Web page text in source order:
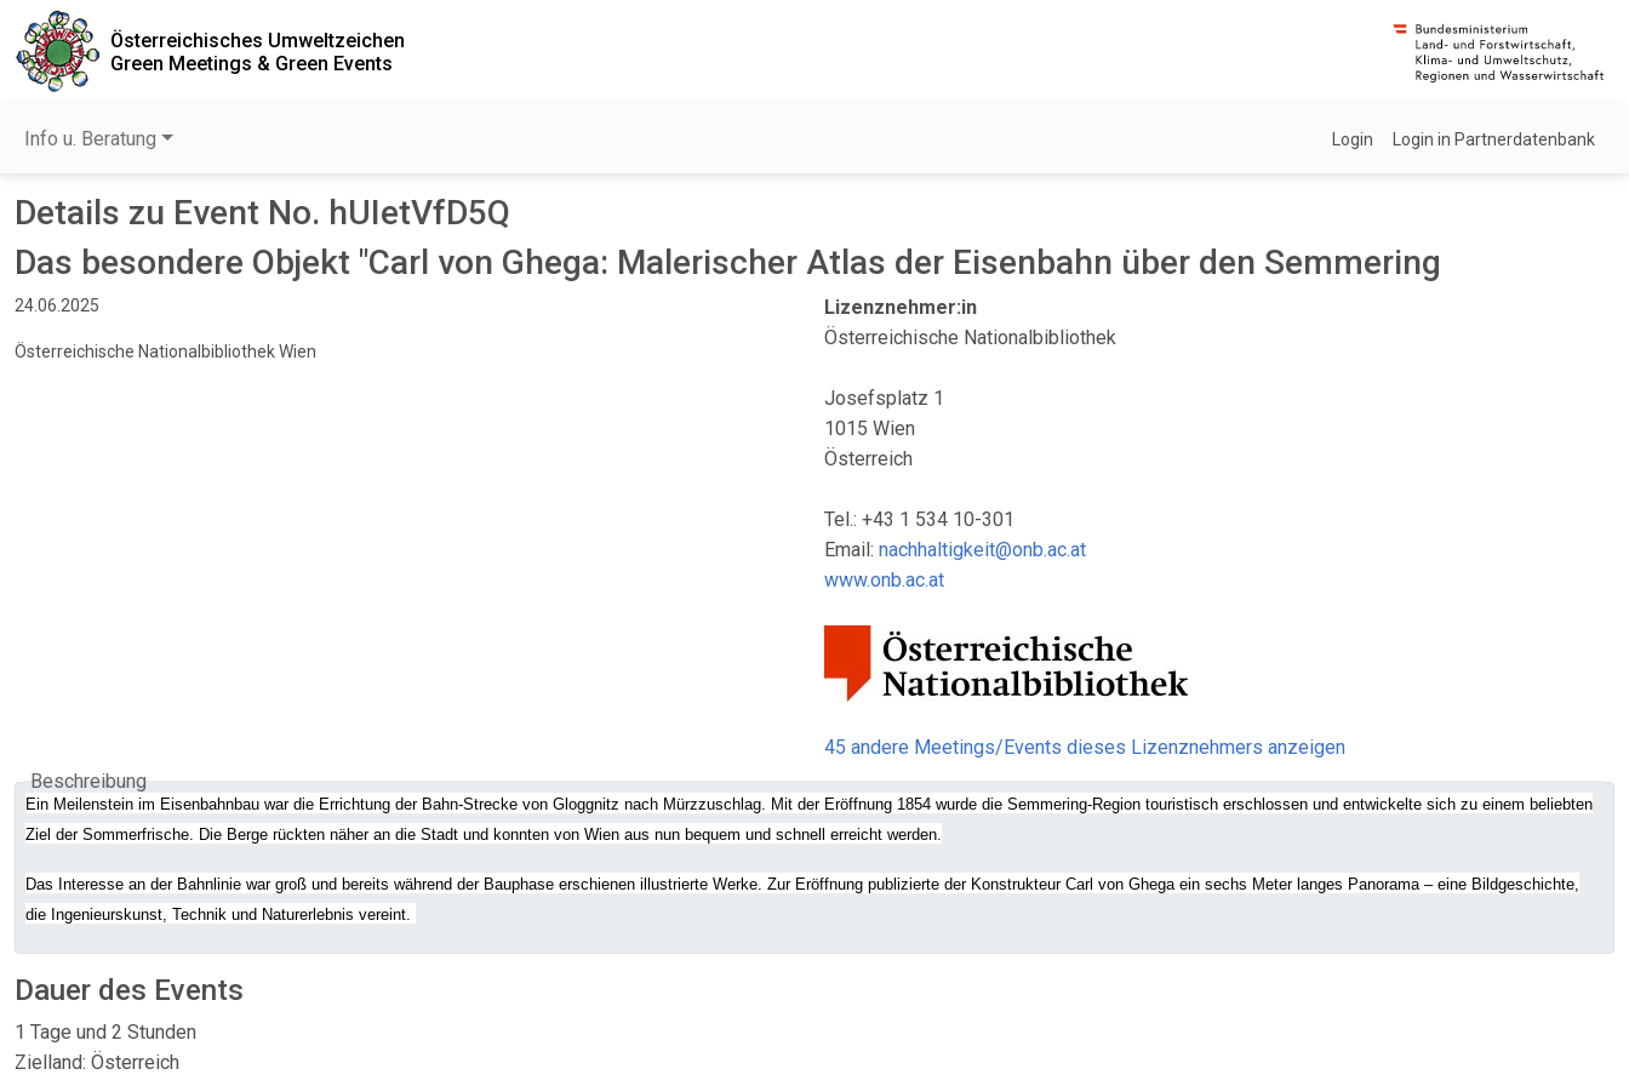
Österreichisches Umweltzeichen
Green Meetings & Green Events
Info u. Beratung Login Login in Partnerdatenbank
Details zu Event No. hUIetVfD5Q
Das besondere Objekt "Carl von Ghega: Malerischer Atlas der Eisenbahn über den Semmering
24.06.2025
Österreichische Nationalbibliothek Wien
Lizenznehmer:in
Österreichische Nationalbibliothek
Josefsplatz 1
1015 Wien
Österreich
Tel.: +43 1 534 10-301
Email: nachhaltigkeit@onb.ac.at
www.onb.ac.at
45 andere Meetings/Events dieses Lizenznehmers anzeigen
Beschreibung
Ein Meilenstein im Eisenbahnbau war die Errichtung der Bahn-Strecke von Gloggnitz nach Mürzzuschlag. Mit der Eröffnung 1854 wurde die Semmering-Region touristisch erschlossen und entwickelte sich zu einem beliebten
Ziel der Sommerfrische. Die Berge rückten näher an die Stadt und konnten von Wien aus nun bequem und schnell erreicht werden.
Das Interesse an der Bahnlinie war groß und bereits während der Bauphase erschienen illustrierte Werke. Zur Eröffnung publizierte der Konstrukteur Carl von Ghega ein sechs Meter langes Panorama – eine Bildgeschichte,
die Ingenieurskunst, Technik und Naturerlebnis vereint.
Dauer des Events
1 Tage und 2 Stunden
Zielland: Österreich